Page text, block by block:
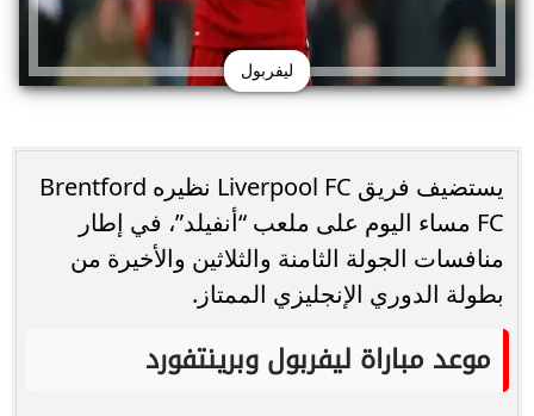
ليفربول
يستضيف فريق Liverpool FC نظيره Brentford
FC مساء اليوم على ملعب “أنفيلد”، في إطار
منافسات الجولة الثامنة والثلاثين والأخيرة من
بطولة الدوري الإنجليزي الممتاز.
موعد مباراة ليفربول وبرينتفورد